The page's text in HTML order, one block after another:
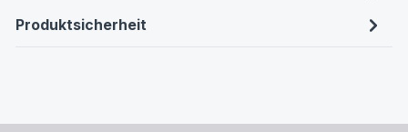
Produktsicherheit